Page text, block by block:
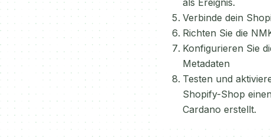
als Ereignis.
Verbinde dein
Richten Sie die
Konfigurieren Sie
Metadaten
Testen und
Shopify-Shop
Cardano erstellt.